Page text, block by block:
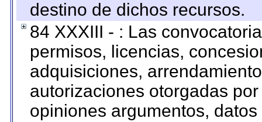
destino de dichos recursos.
84 XXXIII - : Las
permisos, licencias,
adquisiciones,
autorizaciones otorgadas
opiniones argumentos,